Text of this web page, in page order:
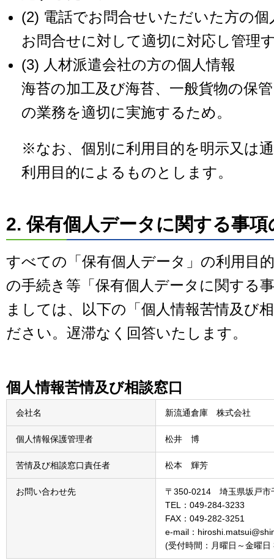
(2) 電話でお問合せいただいた方の個
お問合せに対して適切に対応し管理
(3) 人材派遣会社の方の個人情報
海苔の加工及び海苔、一般貨物の保
の業務を適切に実施するため。
※なお、個別に利用目的を明示又は
利用目的によるものとします。
2. 保有個人データに関する事項
すべての「保有個人データ」の利用目
の手続き等「保有個人データに関する
ましては、以下の「個人情報苦情及び
ださい。遅滞なく回答いたします。
個人情報苦情及び相談窓口
会社名 新流通倉庫 株式会社
個人情報保護管理者 松井 博
苦情及び相談窓口責任者 松本 輝芳
お問い合わせ先
〒350-0214 埼玉県坂戸市
TEL：049-284-3233
FAX：049-282-3251
e-mail：
(受付時間：月曜日～金曜